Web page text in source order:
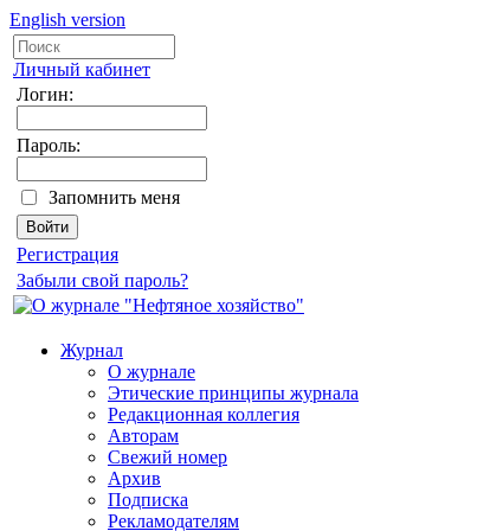
English version
Личный кабинет
Логин:
Пароль:
Запомнить меня
Регистрация
Забыли свой пароль?
Журнал
О журнале
Этические принципы журнала
Редакционная коллегия
Авторам
Свежий номер
Архив
Подписка
Рекламодателям